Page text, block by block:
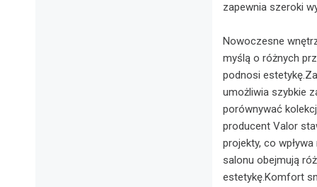
zapewnia szeroki
Nowoczesne
myślą o różnych
podnosi
umożliwia szybkie
porównywać
producent Valor
projekty, co
salonu obejmują
estetykę.Komfort